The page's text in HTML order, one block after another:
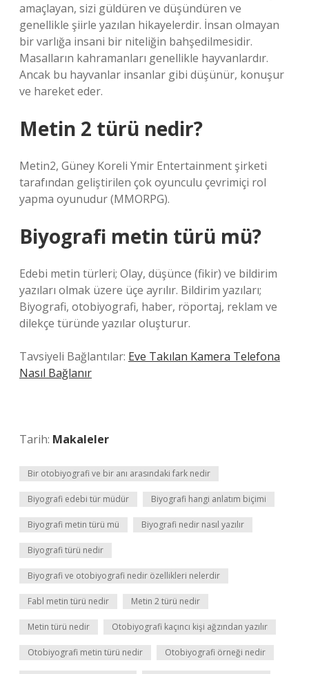
amaçlayan, sizi güldüren ve düşündüren ve
genellikle şiirle yazılan hikayelerdir. İnsan olmayan
bir varlığa insani bir niteliğin bahşedilmesidir.
Masalların kahramanları genellikle hayvanlardır.
Ancak bu hayvanlar insanlar gibi düşünür, konuşur
ve hareket eder.
Metin 2 türü nedir?
Metin2, Güney Koreli Ymir Entertainment şirketi
tarafından geliştirilen çok oyunculu çevrimiçi rol
yapma oyunudur (MMORPG).
Biyografi metin türü mü?
Edebi metin türleri; Olay, düşünce (fikir) ve bildirim
yazıları olmak üzere üçe ayrılır. Bildirim yazıları;
Biyografi, otobiyografi, haber, röportaj, reklam ve
dilekçe türünde yazılar oluşturur.
Tavsiyeli Bağlantılar: Eve Takılan Kamera Telefona
Nasıl Bağlanır
Tarih: Makaleler
Bir otobiyografi ve bir anı arasındaki fark nedir
Biyografi edebi tür müdür Biyografi hangi anlatım biçimi
Biyografi metin türü mü Biyografi nedir nasıl yazılır
Biyografi türü nedir
Biyografi ve otobiyografi nedir özellikleri nelerdir
Fabl metin türü nedir Metin 2 türü nedir
Metin türü nedir Otobiyografi kaçıncı kişi ağzından yazılır
Otobiyografi metin türü nedir Otobiyografi örneği nedir